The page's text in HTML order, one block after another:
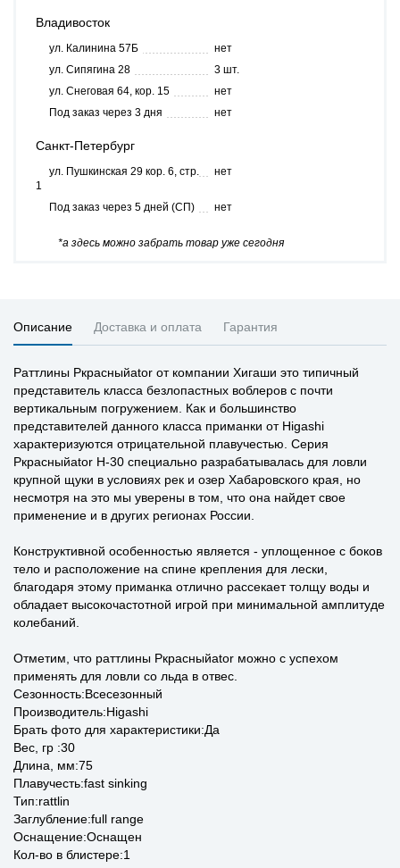
Владивосток
ул. Калинина 57Б
нет
ул. Сипягина 28
3 шт.
ул. Снеговая 64, кор. 15
нет
Под заказ через 3 дня
нет
Санкт-Петербург
ул. Пушкинская 29 кор. 6, стр.
1
нет
Под заказ через 5 дней (СП) нет
*а здесь можно забрать товар уже сегодня
Описание Доставка и оплата Гарантия
Раттлины Pкрасныйator от компании Хигаши это типичный
представитель класса безлопастных воблеров с почти
вертикальным погружением. Как и большинство
представителей данного класса приманки от Higashi
характеризуются отрицательной плавучестью. Серия
Pкрасныйator H-30 специально разрабатывалась для ловли
крупной щуки в условиях рек и озер Хабаровского края, но
несмотря на это мы уверены в том, что она найдет свое
применение и в других регионах России.
Конструктивной особенностью является - уплощенное с боков
тело и расположение на спине крепления для лески,
благодаря этому приманка отлично рассекает толщу воды и
обладает высокочастотной игрой при минимальной амплитуде
колебаний.
Отметим, что раттлины Pкрасныйator можно с успехом
применять для ловли со льда в отвес.
Сезонность:Всесезонный
Производитель:Higashi
Брать фото для характеристики:Да
Вес, гр :30
Длина, мм:75
Плавучесть:fast sinking
Тип:rattlin
Заглубление:full range
Оснащение:Оснащен
Кол-во в блистере:1